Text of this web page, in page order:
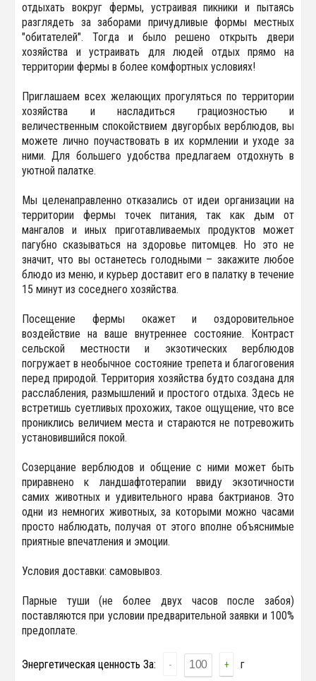
отдыхать вокруг фермы, устраивая пикники и пытаясь
разглядеть за заборами причудливые формы местных
"обитателей". Тогда и было решено открыть двери
хозяйства и устраивать для людей отдых прямо на
территории фермы в более комфортных условиях!
Приглашаем всех желающих прогуляться по территории
хозяйства и насладиться грациозностью и
величественным спокойствием двугорбых верблюдов, вы
можете лично поучаствовать в их кормлении и уходе за
ними. Для большего удобства предлагаем отдохнуть в
уютной палатке.
Мы целенаправленно отказались от идеи организации на
территории фермы точек питания, так как дым от
мангалов и иных приготавливаемых продуктов может
пагубно сказываться на здоровье питомцев. Но это не
значит, что вы останетесь голодными – закажите любое
блюдо из меню, и курьер доставит его в палатку в течение
15 минут из соседнего хозяйства.
Посещение фермы окажет и оздоровительное
воздействие на ваше внутреннее состояние. Контраст
сельской местности и экзотических верблюдов
погружает в необычное состояние трепета и благоговения
перед природой. Территория хозяйства будто создана для
расслабления, размышлений и простого отдыха. Здесь не
встретишь суетливых прохожих, такое ощущение, что все
прониклись величием места и стараются не потревожить
установившийся покой.
Созерцание верблюдов и общение с ними может быть
приравнено к ландшафтотерапии ввиду экзотичности
самих животных и удивительного нрава бактрианов. Это
одни из немногих животных, за которыми можно часами
просто наблюдать, получая от этого вполне объяснимые
приятные впечатления и эмоции.
Условия доставки: самовывоз.
Парные туши (не более двух часов после забоя)
поставляются при условии предварительной заявки и 100%
предоплате.
Энергетическая ценность За: - + г